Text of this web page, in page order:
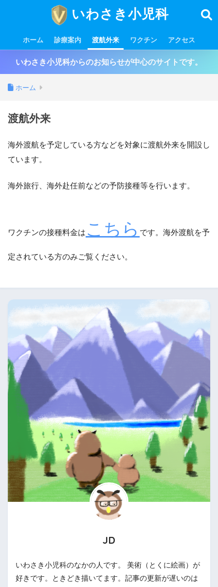
いわさき小児科
ホーム 診療案内 渡航外来 ワクチン アクセス
いわさき小児科からのお知らせが中心のサイトです。
ホーム
渡航外来
海外渡航を予定している方などを対象に渡航外来を開設し
ています。
海外旅行、海外赴任前などの予防接種等を行います。
ワクチンの接種料金は こちら です。海外渡航を予
定されている方のみご覧ください。
JD
いわさき小児科のなかの人です。 美術（とくに絵画）が
好きです。ときどき描いてます。記事の更新が遅いのは